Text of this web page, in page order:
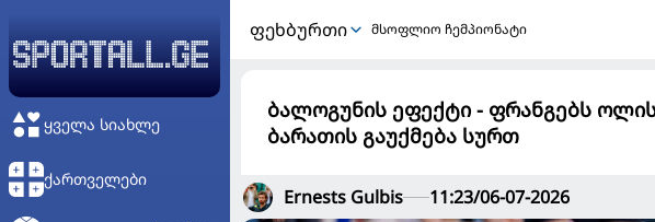
ᲧᲕᲔᲚᲐ ᲡᲘᲐᲮᲚᲔ
ᲥᲐᲠᲗᲕᲔᲚᲔᲑᲘ
ᲤᲔᲮᲑᲣᲠᲗᲘ მსოფლიო ჩემპიონატი
ბალოგუნის ეფექტი - ფრანგებს
ბარათის გაუქმება სურთ
Ernests Gulbis 11:23/06-07-2026